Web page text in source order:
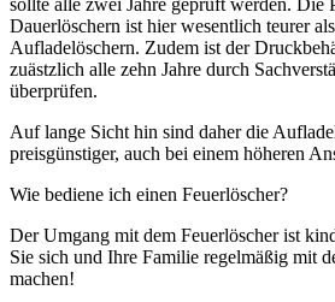
sollte alle zwei Jahre geprüft werden. Die
Dauerlöschern ist hier wesentlich teurer
Aufladelöschern. Zudem ist der
zuästzlich alle zehn Jahre durch
überprüfen.
Auf lange Sicht hin sind daher die
preisgünstiger, auch bei einem höheren
Wie bediene ich einen Feuerlöscher?
Der Umgang mit dem Feuerlöscher ist
Sie sich und Ihre Familie regelmäßig mit
machen!